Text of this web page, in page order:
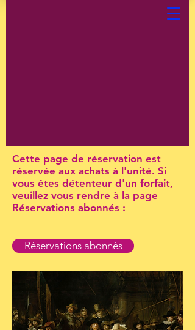
Cette page de réservation est
réservée aux achats à l'unité. Si
vous êtes détenteur d'un forfait,
veuillez vous rendre à la page
Réservations abonnés :
Réservations abonnés